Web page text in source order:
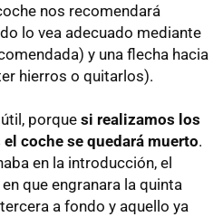
nos recomendará
lo vea adecuado mediante
y una flecha hacia
hierros o quitarlos).
porque si realizamos los
coche se quedará muerto.
en la introducción, el
que engranara la quinta
a fondo y aquello ya